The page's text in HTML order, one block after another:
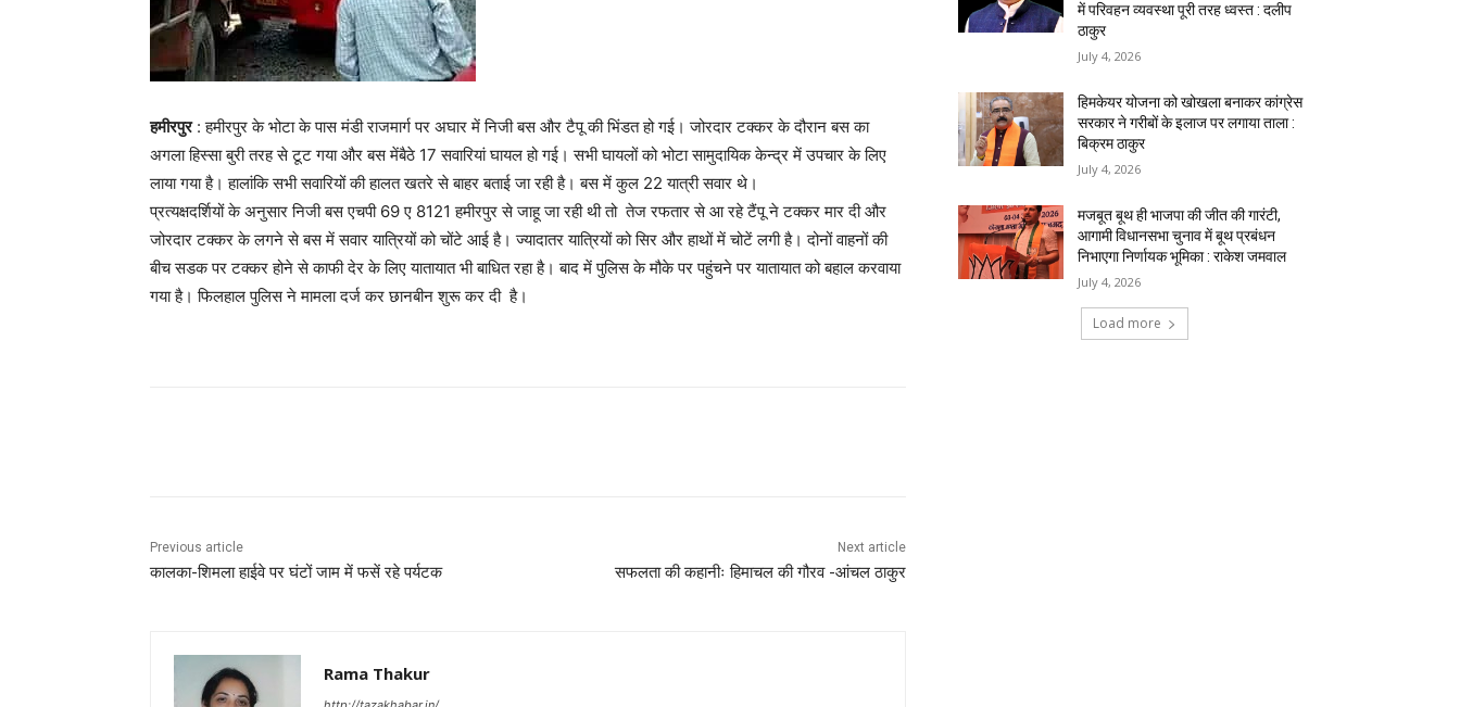
हमीरपुर: हमीरपुर के भोटा के पास मंडी राजमार्ग पर अघार में निजी बस और टैपू की भिंडत हो गई। जोरदार टक्कर के दौरान बस का
अगला हिस्सा बुरी तरह से टूट गया और बस मेंबैठे 17 सवारियां घायल हो गई। सभी घायलों को भोटा सामुदायिक केन्द्र में उपचार के लिए
लाया गया है। हालांकि सभी सवारियों की हालत खतरे से बाहर बताई जा रही है। बस में कुल 22 यात्री सवार थे।
प्रत्यक्षदर्शियों के अनुसार निजी बस एचपी 69 ए 8121 हमीरपुर से जाहू जा रही थी तो तेज रफतार से आ रहे टैंपू ने टक्कर मार दी और
जोरदार टक्कर के लगने से बस में सवार यात्रियों को चोंटे आई है। ज्यादातर यात्रियों को सिर और हाथों में चोटें लगी है। दोनों वाहनों की
बीच सडक पर टक्कर होने से काफी देर के लिए यातायात भी बाधित रहा है। बाद में पुलिस के मौके पर पहुंचने पर यातायात को बहाल करवाया
गया है। फिलहाल पुलिस ने मामला दर्ज कर छानबीन शुरू कर दी है।
Previous article
कालका-शिमला हाईवे पर घंटों जाम में फसें रहे पर्यटक
Next article
सफलता की कहानीः हिमाचल की गौरव -आंचल ठाकुर
Rama Thakur
में परिवहन व्यवस्था पूरी तरह ध्वस्त : दलीप
ठाकुर
July 4, 2026
हिमकेयर योजना को खोखला बनाकर कांग्रेस
सरकार ने गरीबों के इलाज पर लगाया ताला :
बिक्रम ठाकुर
July 4, 2026
मजबूत बूथ ही भाजपा की जीत की गारंटी,
आगामी विधानसभा चुनाव में बूथ प्रबंधन
निभाएगा निर्णायक भूमिका : राकेश जमवाल
July 4, 2026
Load more